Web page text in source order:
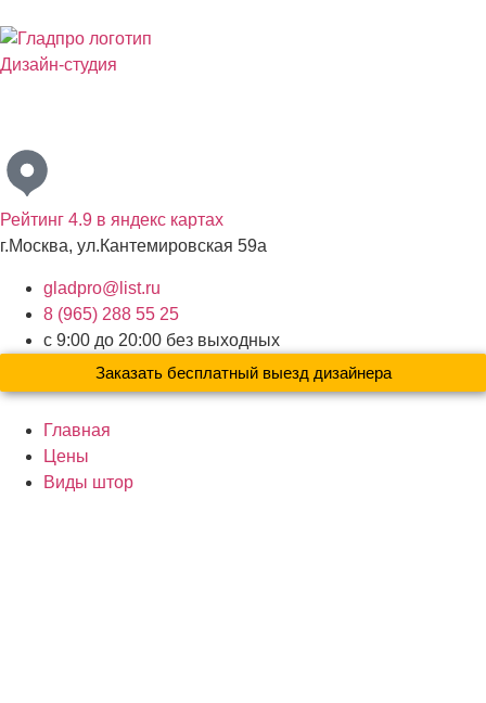
Дизайн-студия
Рейтинг 4.9 в яндекс картах
г.Москва, ул.Кантемировская 59а
gladpro@list.ru
8 (965) 288 55 25
с 9:00 до 20:00 без выходных
Заказать бесплатный выезд дизайнера
Главная
Цены
Виды штор